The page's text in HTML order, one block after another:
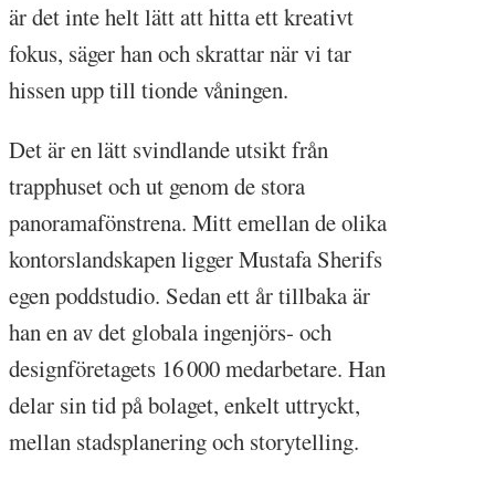
är det inte helt lätt att hitta ett kreativt
fokus, säger han och skrattar när vi tar
hissen upp till tionde våningen.
Det är en lätt svindlande utsikt från
trapphuset och ut genom de stora
panoramafönstrena. Mitt emellan de olika
kontorslandskapen ligger Mustafa Sherifs
egen poddstudio. Sedan ett år tillbaka är
han en av det globala ingenjörs- och
designföretagets 16 000 medarbetare. Han
delar sin tid på bolaget, enkelt uttryckt,
mellan stadsplanering och storytelling.